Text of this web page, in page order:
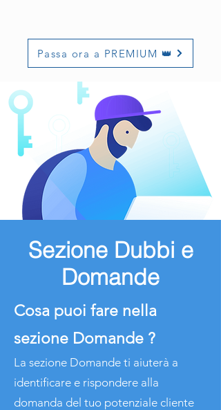
Passa ora a PREMIUM 👑
Sezione Dubbi e
Domande
Cosa puoi fare nella
sezione Domande ?
La sezione Domande ti aiuterà a
identificare e rispondere alla
domanda del tuo potenziale cliente